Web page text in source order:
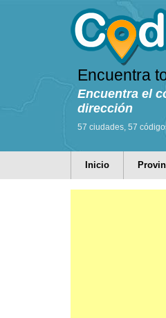
Encuentra
Encuentra el
dirección
57 ciudades, 57
Inicio